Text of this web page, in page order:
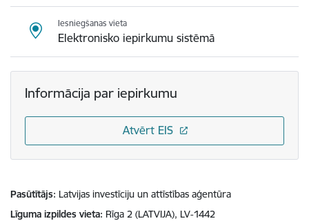
Iesniegšanas vieta
Elektronisko iepirkumu sistēmā
Informācija par iepirkumu
Atvērt EIS
Pasūtītājs Latvijas investīciju un attīstības aģentūra
Līguma izpildes vieta Rīga 2 (LATVIJA), LV-1442